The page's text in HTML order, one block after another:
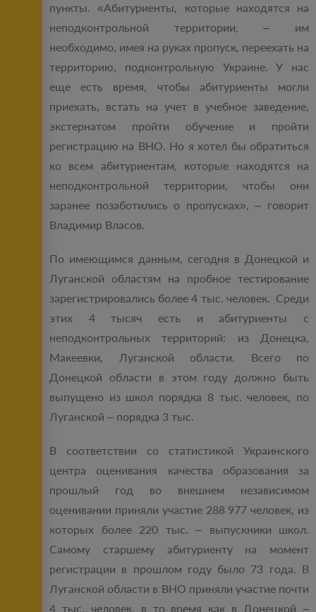
пункты. «Абитуриенты, которые находятся на
неподконтрольной территории, – им
необходимо, имея на руках пропуск, переехать на
территорию, подконтрольную Украине. У нас
еще есть время, чтобы абитуриенты могли
приехать, встать на учет в учебное заведение,
экстернатом пройти обучение и пройти
регистрацию на ВНО. Но я хотел бы обратиться
ко всем абитуриентам, которые находятся на
неподконтрольной территории, чтобы они
заранее позаботились о пропусках», – говорит
Владимир Власов.
По имеющимся данным, сегодня в Донецкой и
Луганской областям на пробное тестирование
зарегистрировались более 4 тыс. человек. Среди
этих 4 тысяч есть и абитуриенты с
неподконтрольных территорий: из Донецка,
Макеевки, Луганской области. Всего по
Донецкой области в этом году должно быть
выпущено из школ порядка 8 тыс. человек, по
Луганской – порядка 3 тыс.
В соответствии со статистикой Украинского
центра оценивания качества образования за
прошлый год во внешнем независимом
оценивании приняли участие 288 977 человек, из
которых более 220 тыс. – выпускники школ.
Самому старшему абитуриенту на момент
регистрации в прошлом году было 73 года. В
Луганской области в ВНО приняли участие почти
4 тыс. человек, в то время как в Донецкой –